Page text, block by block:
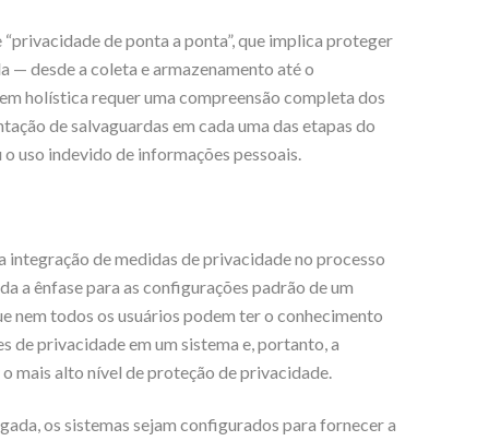
de ponta a ponta”, que implica proteger
— desde a coleta e armazenamento até o
holística requer uma compreensão completa dos
de salvaguardas em cada uma das etapas do
uso indevido de informações pessoais.
de medidas de privacidade no processo
a ênfase para as configurações padrão de um
todos os usuários podem ter o conhecimento
de privacidade em um sistema e, portanto, a
mais alto nível de proteção de privacidade.
os sistemas sejam configurados para fornecer a